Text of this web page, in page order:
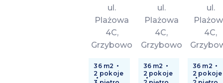
ul.
Plażowa
4C,
Grzybowo
36 m2
2 pokoje
ul.
Plażowa
4C,
Grzybowo
36 m2
2 pokoje
ul.
4C,
36 m2
2 pokoje